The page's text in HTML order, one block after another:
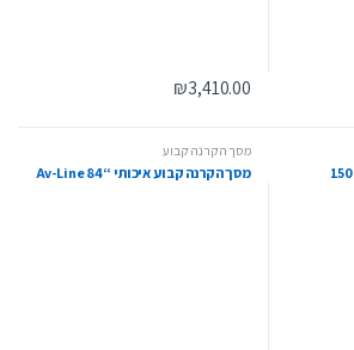
₪3,410.00
מסך הקרנה קבוע איכותי “150
מסך הקרנה קבוע
מסך הקרנה קבוע איכותי “84 Av-Line